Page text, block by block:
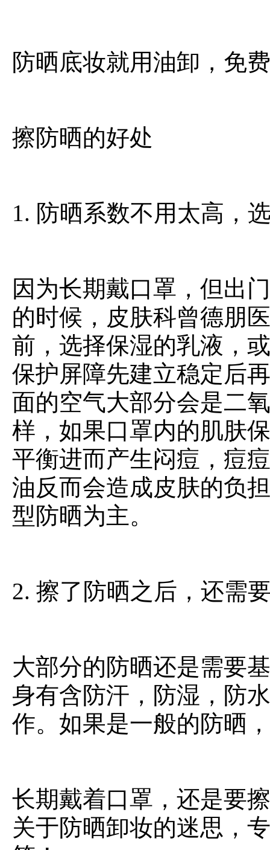
防晒底妆就用油卸，免
擦防晒的好处
1. 防晒系数不用太高，
因为长期戴口罩，但出
的时候，皮肤科曾德朋
前，选择保湿的乳液，
保护屏障先建立稳定后
面的空气大部分会是二
样，如果口罩内的肌肤
平衡进而产生闷痘，痘
油反而会造成皮肤的负
型防晒为主。
2. 擦了防晒之后，还需
大部分的防晒还是需要
身有含防汗，防湿，防
作。如果是一般的防晒
长期戴着口罩，还是要
关于防晒卸妆的迷思，